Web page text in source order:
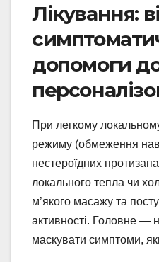
Лікування:
допомоги
При легкому
режиму (обмеження
нестероїдних
локального тепла чи
м’якого масажу та
активності. Головне —
маскувати симптоми,